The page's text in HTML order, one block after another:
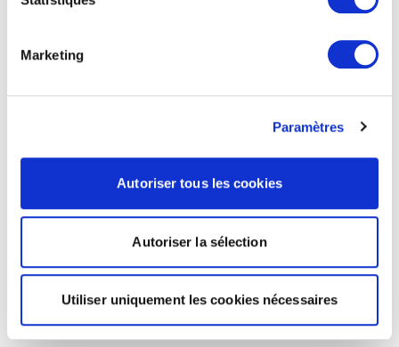
Marketing
Paramètres
Autoriser tous les cookies
Autoriser la sélection
Utiliser uniquement les cookies nécessaires